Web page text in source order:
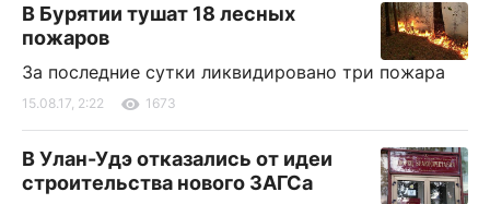
В Бурятии тушат 18 лесных
пожаров
За последние сутки ликвидировано три пожара
15.08.17, 2:22 1673
В Улан-Удэ отказались от идеи
строительства нового ЗАГСа